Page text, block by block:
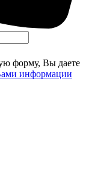
форму, Вы даете
информации